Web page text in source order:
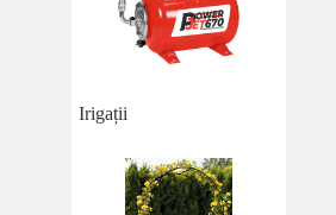
Irigații